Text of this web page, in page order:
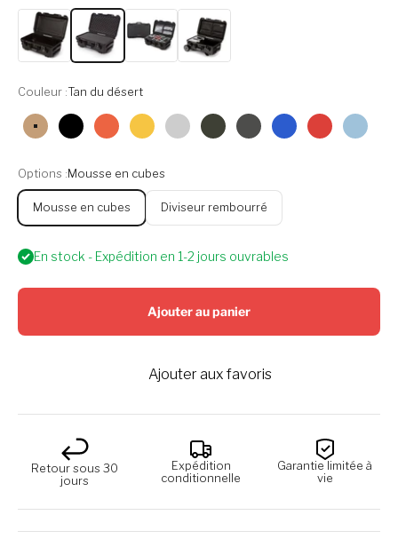
Couleur :Tan du désert
Tan du désert
Noir OrangeJauneArgentOlive GraphiteBleu RougeCyan
Options : Mousse en cubes
Mousse en cubes Diviseur rembourré
En stock - Expédition en 1-2 jours ouvrables
Ajouter au panier
Ajouter aux favoris
Retour sous 30
jours
Expédition
conditionnelle
Garantie limitée à
vie